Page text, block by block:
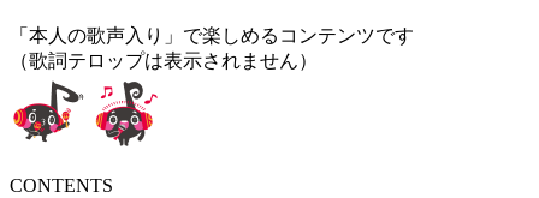
「本人の歌声入り」で楽しめるコンテンツです
（歌詞テロップは表示されません）
CONTENTS